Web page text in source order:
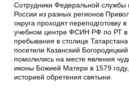
Сотрудники Федеральной службы
России из разных регионов
округа проходят переподготовку
учебном центре ФСИН РФ по РТ в
пребывания в столице
посетили Казанский
помолились на месте явления
иконы Божией Матери в 1579
историей обретения святыни.